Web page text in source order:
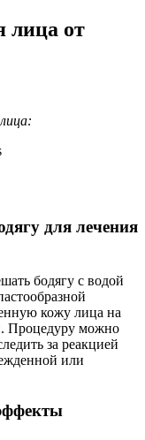
лица от
для лечения
бодягу с водой
кожу лица на
Процедуру можно
за реакцией
или